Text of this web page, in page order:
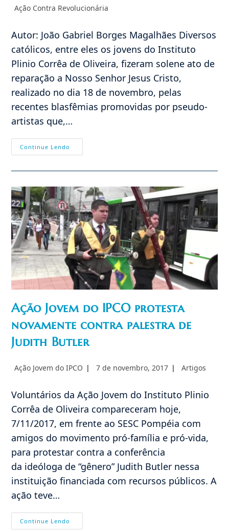
post:
Categoria
Ação Contra Revolucionária
Autor: João Gabriel Borges Magalhães Diversos
católicos, entre eles os jovens do Instituto
Plinio Corrêa de Oliveira, fizeram solene ato de
reparação a Nosso Senhor Jesus Cristo,
realizado no dia 18 de novembro, pelas
recentes blasfêmias promovidas por pseudo-
artistas que,…
Continue Lendo
De
Nosso
Senhor
Jesus
Cristo,
Realizado
No
Dia
18/11/2017
Ação Jovem do IPCO protesta
novamente contra palestra de
Judith Butler
Autor
Ação Jovem do IPCO
Post
7 de novembro, 2017
Categoria
Artigos
Voluntários da Ação Jovem do Instituto Plinio
Corrêa de Oliveira compareceram hoje,
7/11/2017, em frente ao SESC Pompéia com
amigos do movimento pró-família e pró-vida,
para protestar contra a conferência
da ideóloga de “gênero” Judith Butler nessa
instituição financiada com recursos públicos. A
ação teve…
Continue Lendo
Jovem